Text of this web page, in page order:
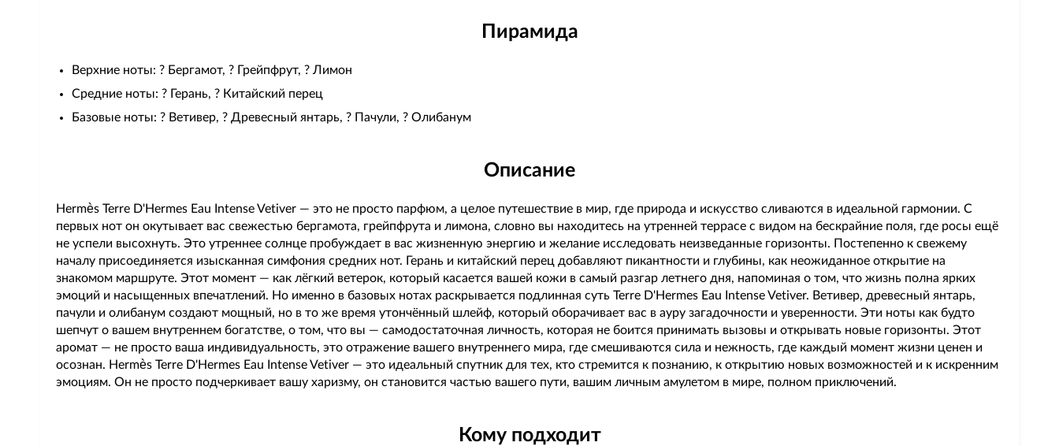
Пирамида
Верхние ноты: ? Бергамот, ? Грейпфрут, ? Лимон
Средние ноты: ? Герань, ?️ Китайский перец
Базовые ноты: ? Ветивер, ? Древесный янтарь, ? Пачули, ?️ Олибанум
Описание
Hermès Terre D'Hermes Eau Intense Vetiver — это не просто парфюм, а целое путешествие в мир, где природа и искусство сливаются в идеальной гармонии. С
первых нот он окутывает вас свежестью бергамота, грейпфрута и лимона, словно вы находитесь на утренней террасе с видом на бескрайние поля, где росы ещё
не успели высохнуть. Это утреннее солнце пробуждает в вас жизненную энергию и желание исследовать неизведанные горизонты. Постепенно к свежему
началу присоединяется изысканная симфония средних нот. Герань и китайский перец добавляют пикантности и глубины, как неожиданное открытие на
знакомом маршруте. Этот момент — как лёгкий ветерок, который касается вашей кожи в самый разгар летнего дня, напоминая о том, что жизнь полна ярких
эмоций и насыщенных впечатлений. Но именно в базовых нотах раскрывается подлинная суть Terre D'Hermes Eau Intense Vetiver. Ветивер, древесный янтарь,
пачули и олибанум создают мощный, но в то же время утончённый шлейф, который оборачивает вас в ауру загадочности и уверенности. Эти ноты как будто
шепчут о вашем внутреннем богатстве, о том, что вы — самодостаточная личность, которая не боится принимать вызовы и открывать новые горизонты. Этот
аромат — не просто ваша индивидуальность, это отражение вашего внутреннего мира, где смешиваются сила и нежность, где каждый момент жизни ценен и
осознан. Hermès Terre D'Hermes Eau Intense Vetiver — это идеальный спутник для тех, кто стремится к познанию, к открытию новых возможностей и к искренним
эмоциям. Он не просто подчеркивает вашу харизму, он становится частью вашего пути, вашим личным амулетом в мире, полном приключений.
Кому подходит